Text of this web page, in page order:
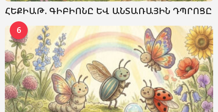
ՀԵՔԻԱԹ. ԳԻԲԻՈՆԸ ԵՎ ԱՆՏԱՌԱՅԻՆ ԴՊՐՈՑԸ
6